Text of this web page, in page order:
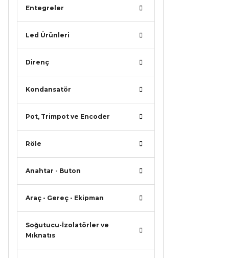
Entegreler
Led Ürünleri
Direnç
Kondansatör
Pot, Trimpot ve Encoder
Röle
Anahtar - Buton
Araç - Gereç - Ekipman
Soğutucu-İzolatörler ve
Mıknatıs